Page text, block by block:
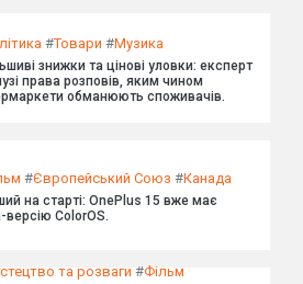
#Товари #Музика
знижки та цінові уловки: експерт
права розповів, яким чином
обманюють споживачів.
#Європейський Союз #Канада
на старті: OnePlus 15 вже має
версію ColorOS.
та розваги #Фільм